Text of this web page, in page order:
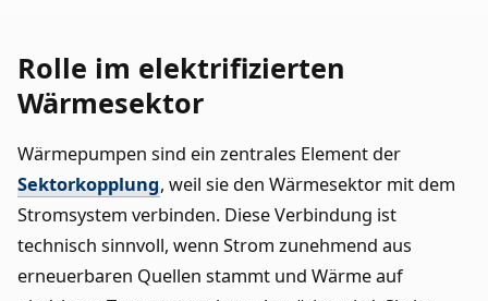
Rolle im elektrifizierten
Wärmesektor
Wärmepumpen sind ein zentrales Element der
Sektorkopplung, weil sie den Wärmesektor mit dem
Stromsystem verbinden. Diese Verbindung ist
technisch sinnvoll, wenn Strom zunehmend aus
erneuerbaren Quellen stammt und Wärme auf